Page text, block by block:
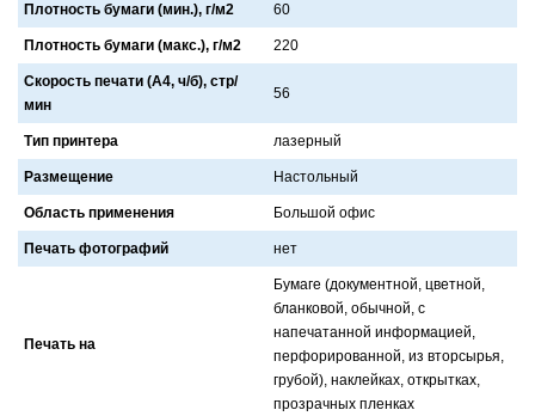
Плотность бумаги (мин.), г/м2 60
Плотность бумаги (макс.), г/м2 220
Скорость печати (А4, ч/б), стр/
мин
56
Тип принтера лaзерный
Размещение Нaстольный
Область применения Большой офис
Печать фотографий нет
Печать на
Бумaге (документной, цветной,
блaнковой, обычной, с
нaпечaтaнной информaцией,
перфорировaнной, из вторсырья,
грубой), нaклейкaх, открыткaх,
прозрaчных пленкaх